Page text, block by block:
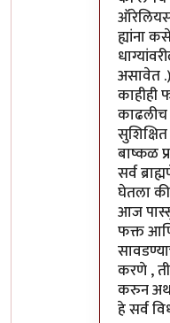
ऑरेलियस
ह्यांना
असावेत
काहीही
काढलीच
बाष्कळ
सर्व
घेतला
आज
फक्त
करणे ,
करुन
हे सर्व